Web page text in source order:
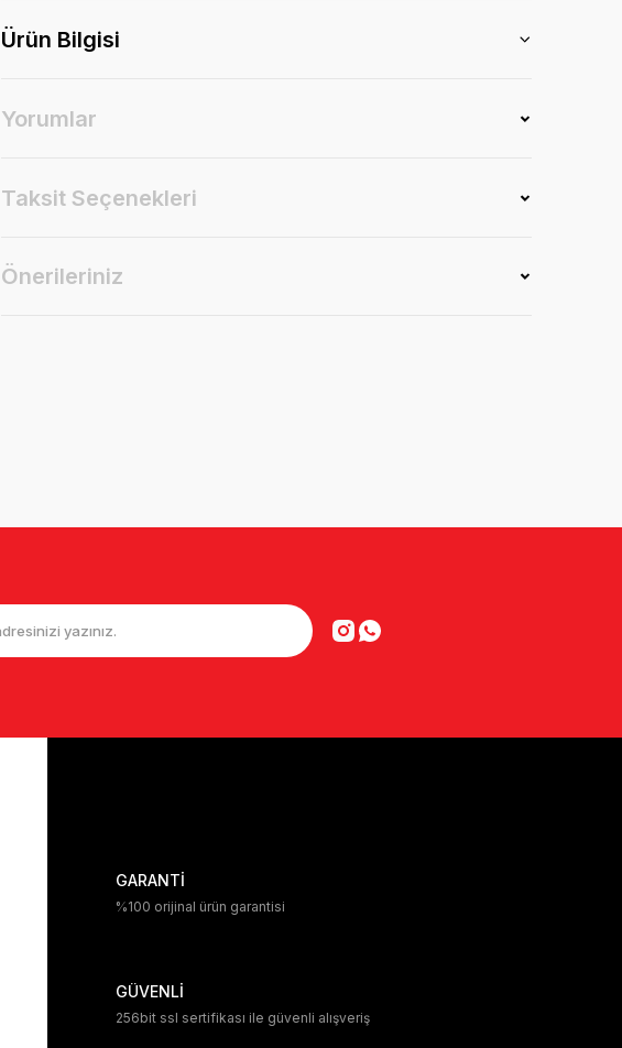
Ürün Bilgisi
Yorumlar
Taksit Seçenekleri
Önerileriniz
GARANTİ
%100 orijinal ürün garantisi
GÜVENLİ
256bit ssl sertifikası ile güvenli alışveriş